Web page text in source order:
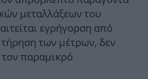
μεταλλάξεων του
εγρήγορση από
των μέτρων, δεν
παραμικρό